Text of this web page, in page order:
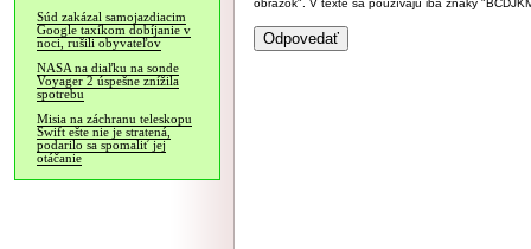
Súd zakázal samojazdiacim
Google taxíkom dobíjanie v
noci, rušili obyvateľov
NASA na diaľku na sonde
Voyager 2 úspešne znížila
spotrebu
Misia na záchranu teleskopu
Swift ešte nie je stratená,
podarilo sa spomaliť jej
otáčanie
obrázok". V texte sa používajú iba znaky